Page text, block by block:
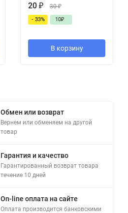
20 ₽ 30₽
- 33% 10₽
В корзину
Обмен или возврат
Вернем или обменяем на другой
товар
Гарантия и качество
Гарантированный возврат товара
течение 10 дней
On-line оплата на сайте
Оплата производится банковскими